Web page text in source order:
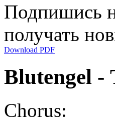
Подпишись
получать
Download PDF
Blutengel -
Chorus: